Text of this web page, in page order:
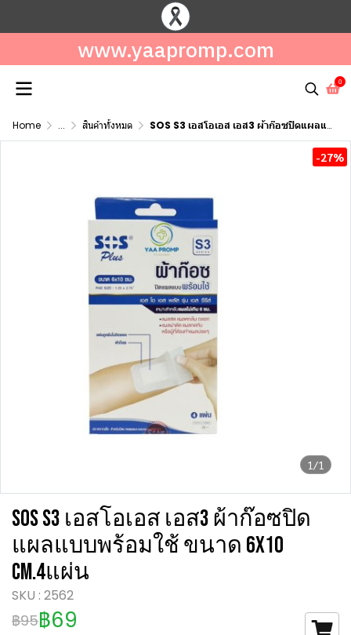
www.yaapromp.com
0
Home ... สินค้าทั้งหมด SOS S3 เอสโอเอส เอส3 ผ้าก๊อซปิดแผลแบบพร้อมใช้ ขนาด 6x10 CM.4แผ่น
1/1
-27%
SOS S3 เอสโอเอส เอส3 ผ้าก๊อซปิด
แผลแบบพร้อมใช้ ขนาด 6x10
CM.4แผ่น
SKU : 2562
฿95฿69